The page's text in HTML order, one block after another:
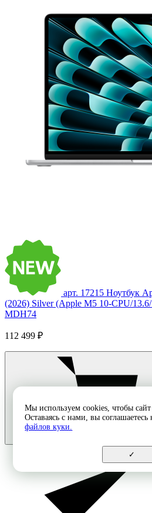
арт. 17215 Ноутбук
(2026) Silver (Apple M5 10-CPU/
MDH74
112 499 ₽
Мы используем cookies, чтобы
Оставаясь с нами, вы соглашаетесь
файлов куки.
✓